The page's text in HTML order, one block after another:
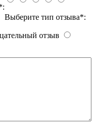
Выберите тип отзыва*:
отзыв